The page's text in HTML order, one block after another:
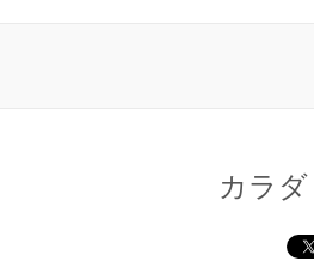
カラ